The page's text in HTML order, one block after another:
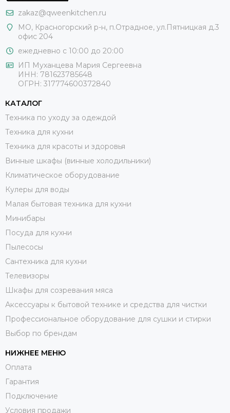
zakaz@qweenkitchen.ru
МО, Красногорский р-н, п.Отрадное, ул.Пятницкая д.3
офис 204
ежедневно с 10:00 до 20:00
ИП Муханцева Мария Сергеевна
ИНН: 781623785648
ОГРН: 317774600372840
КАТАЛОГ
Техника по уходу за одеждой
Техника для кухни
Техника для красоты и здоровья
Винные шкафы (винные холодильники)
Климатическое оборудование
Кулеры для воды
Малая бытовая техника для кухни
Минибары
Посуда для кухни
Пылесосы
Сантехника для кухни
Телевизоры
Шкафы для созревания мяса
Аксессуары к бытовой технике и средства для чистки
Профессиональное оборудование для сушки и стирки
Выбор по брендам
НИЖНЕЕ МЕНЮ
Оплата
Гарантия
Подключение
Условия продажи